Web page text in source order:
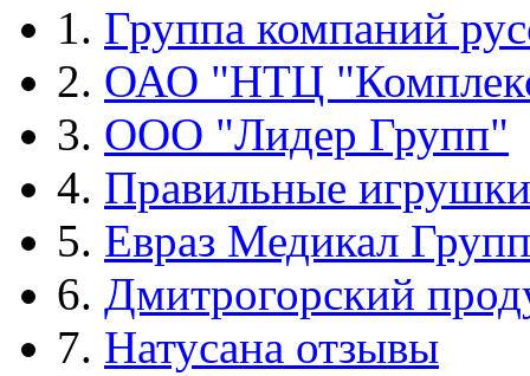
1. Группа компаний
2. ОАО "НТЦ
3. ООО "Лидер Групп"
4. Правильные игрушки
5. Евраз Медикал Групп
6. Дмитрогорский
7. Натусана отзывы